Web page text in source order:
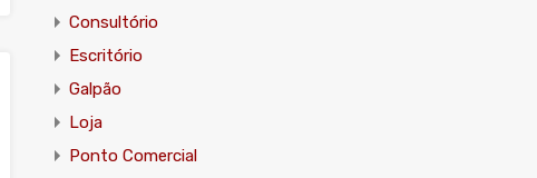
Consultório
Escritório
Galpão
Loja
Ponto Comercial